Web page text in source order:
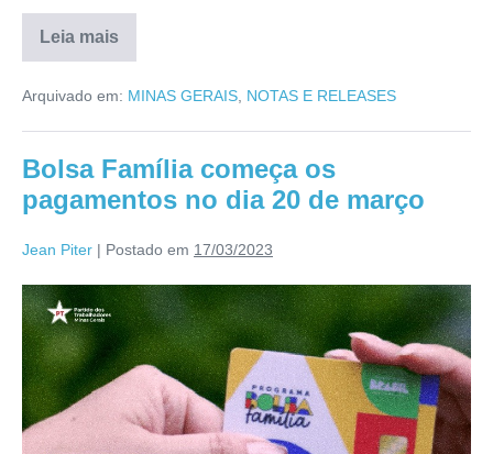
Leia mais
Arquivado em: MINAS GERAIS NOTAS E RELEASES
Bolsa Família começa os
pagamentos no dia 20 de março
Jean Piter | Postado em 17/03/2023